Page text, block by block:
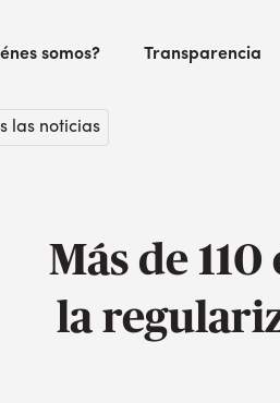
somos? Transparencia
las noticias
Más de
la